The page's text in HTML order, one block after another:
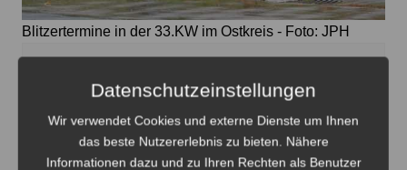
Blitzertermine in der 33.KW im Ostkreis - Foto: JPH
Datenschutzeinstellungen
Wir verwendet Cookies und externe Dienste um Ihnen
das beste Nutzererlebnis zu bieten. Nähere
Informationen dazu und zu Ihren Rechten als Benutzer